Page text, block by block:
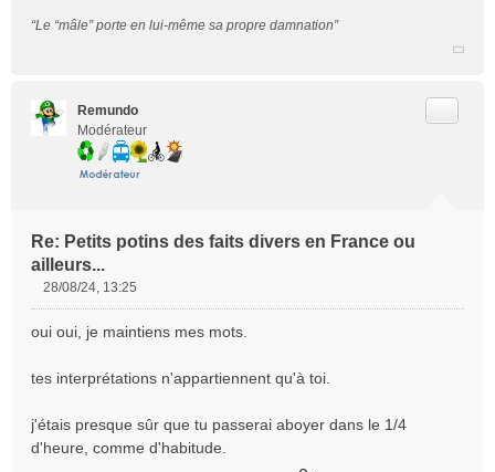
“Le “mâle” porte en lui-même sa propre damnation”
Remundo
Modérateur
Re: Petits potins des faits divers en France ou
ailleurs...
s
a
e
n
28/08/24, 13:25
oui oui, je maintiens mes mots.
tes interprétations n'appartiennent qu'à toi.
j'étais presque sûr que tu passerai aboyer dans le 1/4
d'heure, comme d'habitude.